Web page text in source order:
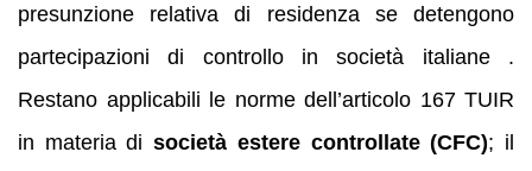
presunzione relativa di residenza se detengono
partecipazioni di controllo in società italiane .
Restano applicabili le norme dell’articolo 167 TUIR
in materia disocietà estere controllate (CFC); il